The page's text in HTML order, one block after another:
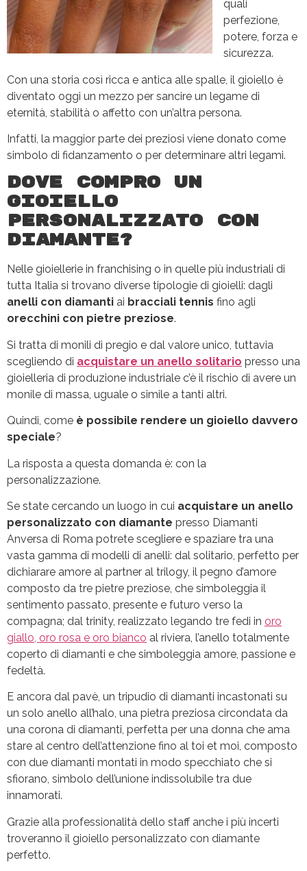
quali
perfezione,
potere, forza e
sicurezza.
Con una storia così ricca e antica alle spalle, il gioiello è
diventato oggi un mezzo per sancire un legame di
eternità, stabilità o affetto con un’altra persona.
Infatti, la maggior parte dei preziosi viene donato come
simbolo di fidanzamento o per determinare altri legami.
Dove compro un
gioiello
personalizzato con
diamante?
Nelle gioiellerie in franchising o in quelle più industriali di
tutta Italia si trovano diverse tipologie di gioielli: dagli
anelli con diamanti ai bracciali tennis fino agli
orecchini con pietre preziose.
Si tratta di monili di pregio e dal valore unico, tuttavia
scegliendo di acquistare un anello solitario presso una
gioielleria di produzione industriale c’è il rischio di avere un
monile di massa, uguale o simile a tanti altri.
Quindi, come è possibile rendere un gioiello davvero
speciale?
La risposta a questa domanda è: con la
personalizzazione.
Se state cercando un luogo in cui acquistare un anello
personalizzato con diamante presso Diamanti
Anversa di Roma potrete scegliere e spaziare tra una
vasta gamma di modelli di anelli: dal solitario, perfetto per
dichiarare amore al partner al trilogy, il pegno d’amore
composto da tre pietre preziose, che simboleggia il
sentimento passato, presente e futuro verso la
compagna; dal trinity, realizzato legando tre fedi in oro
giallo, oro rosa e oro bianco al riviera, l’anello totalmente
coperto di diamanti e che simboleggia amore, passione e
fedeltà.
E ancora dal pavè, un tripudio di diamanti incastonati su
un solo anello all’halo, una pietra preziosa circondata da
una corona di diamanti, perfetta per una donna che ama
stare al centro dell’attenzione fino al toi et moi, composto
con due diamanti montati in modo specchiato che si
sfiorano, simbolo dell’unione indissolubile tra due
innamorati.
Grazie alla professionalità dello staff anche i più incerti
troveranno il gioiello personalizzato con diamante
perfetto.